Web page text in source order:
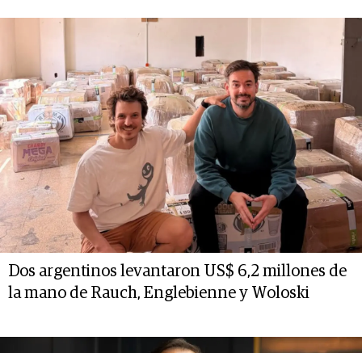
Dos argentinos levantaron US$ 6,2 millones de
la mano de Rauch, Englebienne y Woloski